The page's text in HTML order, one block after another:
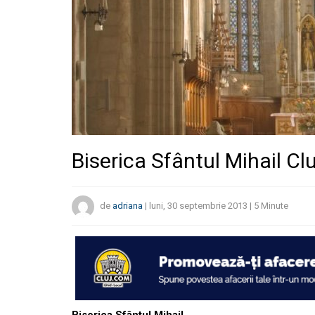
Biserica Sfântul Mihail
de adriana | luni, 30 septembrie 2013 | 5 Minute